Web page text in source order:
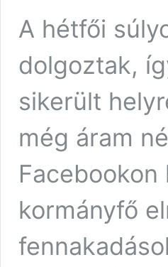
A hétfői
dolgoztak,
sikerült
még áram
kormányfő